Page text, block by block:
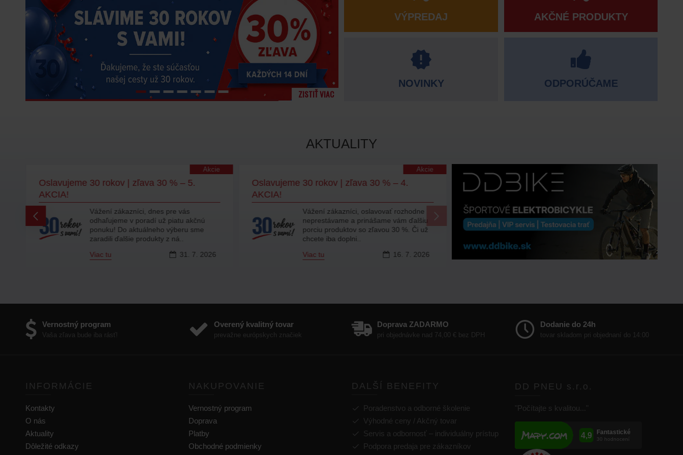
ZISTIŤ VIAC
VÝPREDAJ
NOVINKY
AKČNÉ PRODUKTY
ODPORÚČAME
AKTUALITY
Oslavujeme 30 rokov | zľava 30 % – 5.
AKCIA!
Akcie
31. 7. 2026
Vážení zákazníci, dnes pre vás
odhaľujeme v poradí už piatu akčnú
ponuku! Do aktuálneho výberu sme
zaradili ďalšie produkty z ná..
Viac tu
Oslavujeme 30 rokov | zľava 30 % – 4.
AKCIA!
Akcie
16. 7. 2026
Vážení zákazníci, oslavovať rozhodne
neprestávame a prinášame vám ďalšiu
porciu produktov so zľavou 30 %. Či už
chcete iba doplni..
Viac tu
Vernostný program
Vaša zľava bude iba rásť!
Overený kvalitný tovar
prevažne európskych značiek
Doprava ZADARMO
pri objednávke nad 74,00 € bez DPH
Dodanie do 24h
tovar skladom pri objednaní do 14:00
INFORMÁCIE
Kontakty
O nás
Aktuality
Dôležité odkazy
NAKUPOVANIE
Vernostný program
Doprava
Platby
Obchodné podmienky
DALŠÍ BENEFITY
Poradenstvo a odborné školenie
Výhodné ceny / Akčný tovar
Servis a odbornosť – individuálny prístup
Podpora predaja pre zákazníkov
DD PNEU s.r.o.
"Počítajte s kvalitou..."